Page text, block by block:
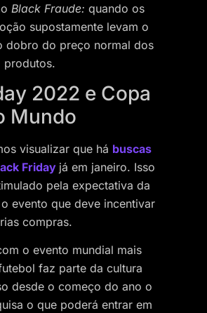
Black Fraude: quando os
supostamente levam o
dobro do preço normal dos
produtos.
2022 e Copa
Mundo
visualizar que há buscas
Friday já em janeiro. Isso
pela expectativa da
evento que deve incentivar
compras.
o evento mundial mais
faz parte da cultura
desde o começo do ano o
o que poderá entrar em